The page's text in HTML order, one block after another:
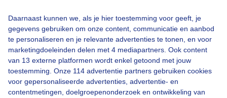
Daarnaast kunnen we, als je hier toestemming voor geeft, je
gegevens gebruiken om onze content, communicatie en aanbod
te personaliseren en je relevante advertenties te tonen, en voor
marketingdoeleinden delen met 4 mediapartners. Ook content
van 13 externe platformen wordt enkel getoond met jouw
toestemming. Onze 114 advertentie partners gebruiken cookies
voor gepersonaliseerde advertenties, advertentie- en
contentmetingen, doelgroepenonderzoek en ontwikkeling van
Over Buienradar